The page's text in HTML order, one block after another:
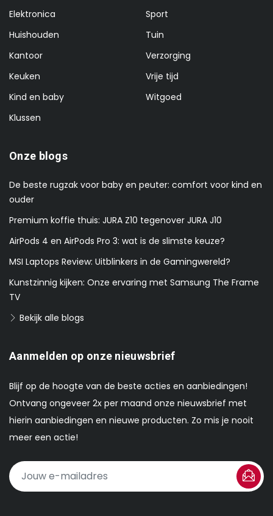
Elektronica
Huishouden
Kantoor
Keuken
Kind en baby
Klussen
Sport
Tuin
Verzorging
Vrije tijd
Witgoed
Onze blogs
De beste rugzak voor baby en peuter: comfort voor kind en
ouder
Premium koffie thuis: JURA Z10 tegenover JURA J10
AirPods 4 en AirPods Pro 3: wat is de slimste keuze?
MSI Laptops Review: Uitblinkers in de Gamingwereld?
Kunstzinnig kijken: Onze ervaring met Samsung The Frame
TV
Bekijk alle blogs
Aanmelden op onze nieuwsbrief
Blijf op de hoogte van de beste acties en aanbiedingen!
Ontvang ongeveer 2x per maand onze nieuwsbrief met
hierin aanbiedingen en nieuwe producten. Zo mis je nooit
meer een actie!